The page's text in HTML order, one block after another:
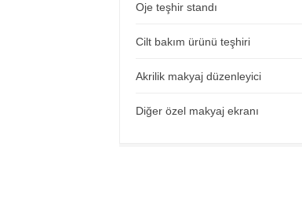
Oje teşhir standı
Cilt bakım ürünü teşhiri
Akrilik makyaj düzenleyici
Diğer özel makyaj ekranı